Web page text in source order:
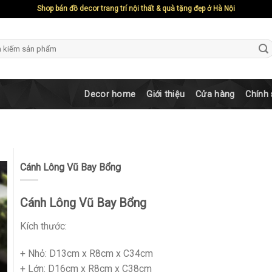
Shop bán đồ decor trang trí nội thất & quà tặng đẹp ở Hà Nội
Decor home Giới thiệu Cửa hàng Chính
Cánh Lông Vũ Bay Bổng
Cánh Lông Vũ Bay Bổng
Kích thước:
+ Nhỏ: D13cm x R8cm x C34cm
+ Lớn: D16cm x R8cm x C38cm